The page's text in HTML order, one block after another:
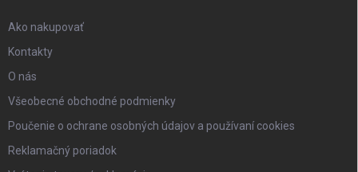
Ako nakupovať
Kontakty
O nás
Všeobecné obchodné podmienky
Poučenie o ochrane osobných údajov a používaní cookies
Reklamačný poriadok